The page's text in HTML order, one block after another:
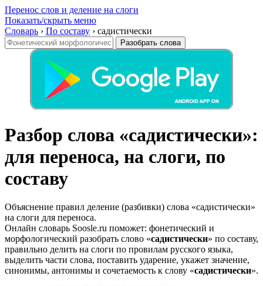
Перенос слов и деление на слоги
Показать/скрыть меню
Словарь › По составу › садистически
Разобрать слова
Разбор слова «садистически»:
для переноса, на слоги, по
составу
Объяснение правил деление (разбивки) слова «садистически»
на слоги для переноса.
Онлайн словарь Soosle.ru поможет: фонетический и
морфологический разобрать слово «садистически» по составу,
правильно делить на слоги по провилам русского языка,
выделить части слова, поставить ударение, укажет значение,
синонимы, антонимы и сочетаемость к слову «садистически».